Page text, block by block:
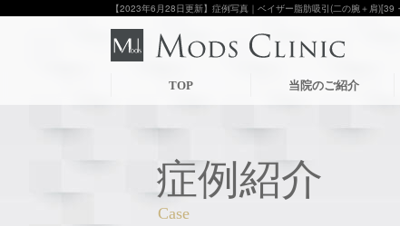
【2023年6月28日更新】症例写真｜ベイザー脂肪吸引(二の腕＋肩
TOP 当院のご紹介
症例紹介